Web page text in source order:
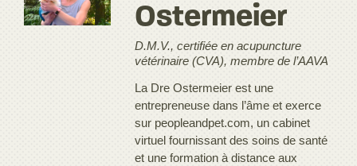
Ostermeier
D.M.V., certifiée en acupuncture
vétérinaire (CVA), membre de l’AAVA
La Dre Ostermeier est une
entrepreneuse dans l’âme et exerce
sur peopleandpet.com, un cabinet
virtuel fournissant des soins de santé
et une formation à distance aux